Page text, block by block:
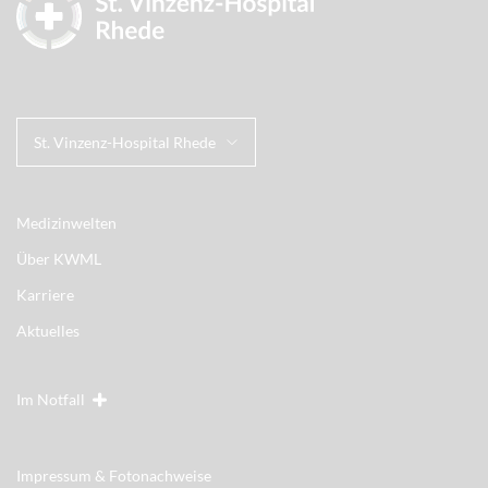
St. Vinzenz-Hospital Rhede
Medizinwelten
Über KWML
Karriere
Aktuelles
Im Notfall
Impressum & Fotonachweise